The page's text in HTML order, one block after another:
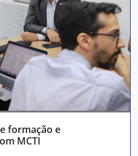
formação e
MCTI